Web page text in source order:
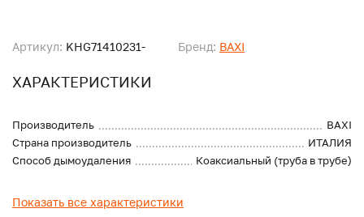
Артикул: KHG71410231- Бренд: BAXI
ХАРАКТЕРИСТИКИ
Производитель
BAXI
Страна производитель
ИТАЛИЯ
Способ дымоудаления
Коаксиальный (труба в трубе)
Показать все характеристики